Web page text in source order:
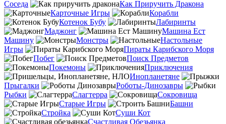
Соседа
Как Приручить Дракона
Карточные Игры
Корабли
Котенок Бубу
Лабиринты
Маджонг
Машина Ест
Машину
Монстры
Настольные
Игры
Пираты Карибского Моря
Побег
Поиск Предметов
Покемоны
Приключения
Инопланетяне
Прыгалки
Роботы-Динозавры
Рыбки
Слагтерра
Сокровища
Старые Игры
Башни
Стройка
Суши Кот
Счастливая Обезьянка